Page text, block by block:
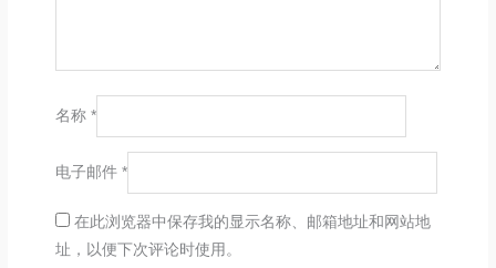
名称*
电子邮件*
在此浏览器中保存我的显示名称、邮箱地址和网站地
址，以便下次评论时使用。